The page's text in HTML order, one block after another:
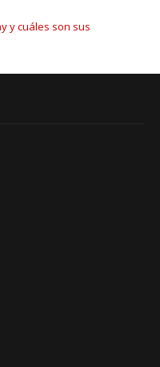
y cuáles son sus